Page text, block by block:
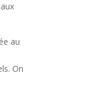
au
On